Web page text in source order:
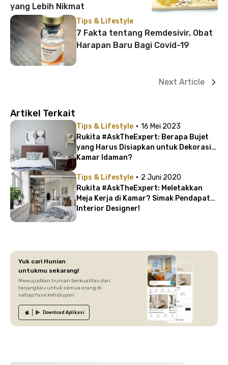
yang Lebih Nikmat
Tips & Lifestyle
7 Fakta tentang Remdesivir, Obat
Harapan Baru Bagi Covid-19
Next Article
Artikel Terkait
Tips & Lifestyle · 16 Mei 2023
Rukita #AskTheExpert: Berapa Bujet
yang Harus Disiapkan untuk Dekorasi
Kamar Idaman?
Tips & Lifestyle · 2 Juni 2020
Rukita #AskTheExpert: Meletakkan
Meja Kerja di Kamar? Simak Pendapat
Interior Designer!
Yuk cari Hunian
untukmu sekarang!
Mewujudkan hunian berkualitas dan
terjangkau untuk semua orang di
setiap fase kehidupan.
Download Aplikasi